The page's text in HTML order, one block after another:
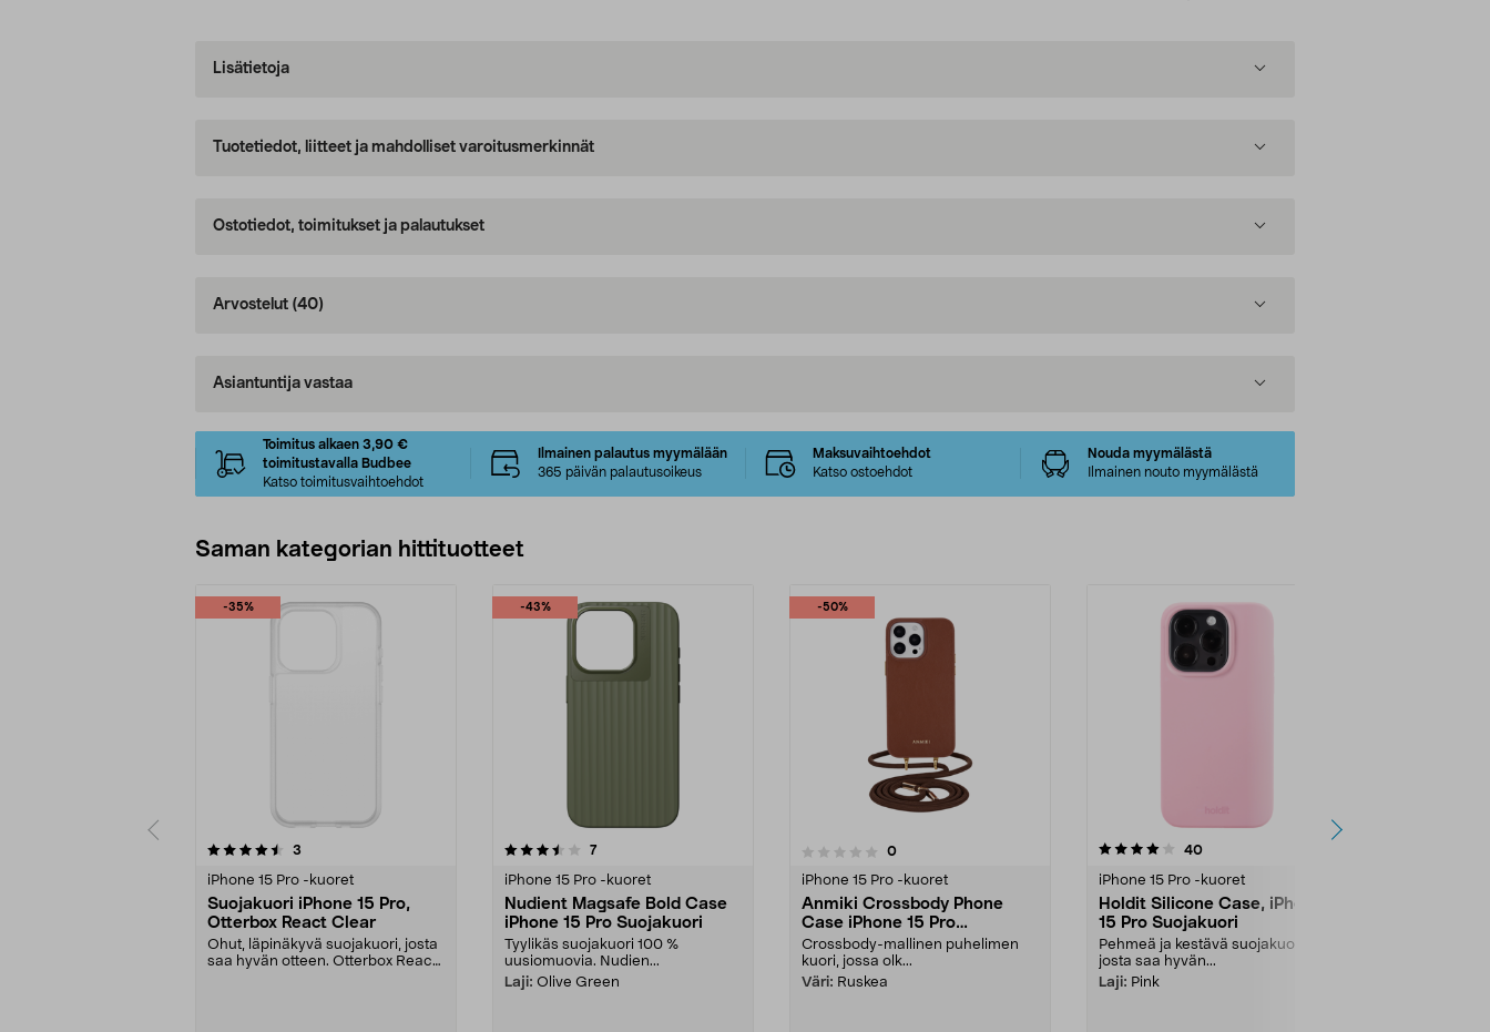
Lisätietoja
Tuotetiedot, liitteet ja mahdolliset varoitusmerkinnät
Ostotiedot, toimitukset ja palautukset
Arvostelut (40)
Asiantuntija vastaa
Toimitus alkaen 3,90 €
toimitustavalla Budbee
Katso toimitusvaihtoehdot
Ilmainen palautus myymälään
365 päivän palautusoikeus
Maksuvaihtoehdot
Katso ostoehdot
Nouda myymälästä
Ilmainen nouto myymälästä
Saman kategorian hittituotteet
-35%
3
iPhone 15 Pro -kuoret
Suojakuori iPhone 15 Pro,
Otterbox React Clear
Ohut, läpinäkyvä suojakuori, josta
saa hyvän otteen. Otterbox React
-43%
3.5 viidestä
7arvostelut
iPhone 15 Pro -kuoret
Nudient Magsafe Bold Case
iPhone 15 Pro Suojakuori
Tyylikäs suojakuori 100 %
uusiomuovia. Nudien...
Laji: Olive Green
-50%
0.0 viidestä
0arvostelut
iPhone 15 Pro -kuoret
Anmiki Crossbody Phone
Case iPhone 15 Pro
Suojakuori ja olkahihna
Crossbody-mallinen puhelimen
kuori, jossa olk...
Väri: Ruskea
4.0 viidestä
40arvostelut
iPhone 15 Pro -kuoret
Holdit Silicone Case, iPhone
15 Pro Suojakuori
Pehmeä ja kestävä suojakuori,
josta saa hyvän...
Laji: Pink
5.0 viidestä